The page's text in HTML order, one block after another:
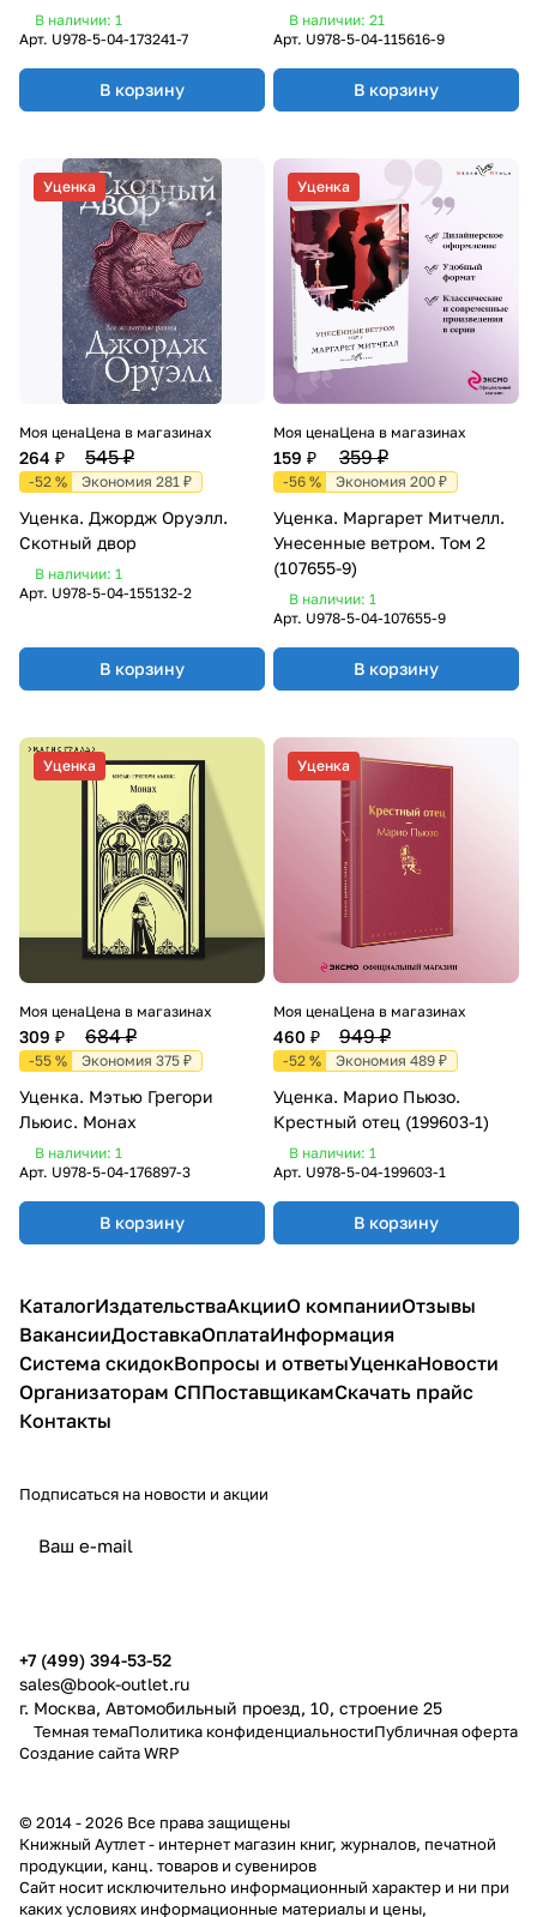
В наличии: 1
Арт. U978-5-04-173241-7
В корзину
В наличии: 21
Арт. U978-5-04-115616-9
В корзину
Уценка
Моя цена
264 ₽
Цена в магазинах
545 ₽
-52 % Экономия 281 ₽
Уценка. Джордж Оруэлл.
Скотный двор
В наличии: 1
Арт. U978-5-04-155132-2
В корзину
Уценка
Моя цена
159 ₽
Цена в магазинах
359 ₽
-56 % Экономия 200 ₽
Уценка. Маргарет Митчелл.
Унесенные ветром. Том 2
(107655-9)
В наличии: 1
Арт. U978-5-04-107655-9
В корзину
Уценка
Моя цена
309 ₽
Цена в магазинах
684 ₽
-55 % Экономия 375 ₽
Уценка. Мэтью Грегори
Льюис. Монах
В наличии: 1
Арт. U978-5-04-176897-3
В корзину
Уценка
Моя цена
460 ₽
Цена в магазинах
949 ₽
-52 % Экономия 489 ₽
Уценка. Марио Пьюзо.
Крестный отец (199603-1)
В наличии: 1
Арт. U978-5-04-199603-1
В корзину
КаталогИздательстваАкцииО компанииОтзывы
ВакансииДоставкаОплатаИнформация
Система скидокВопросы и ответыУценкаНовости
Организаторам СППоставщикамСкачать прайс
Контакты
Подписаться на новости и акции
+7 (499) 394-53-52
sales@book-outlet.ru
г. Москва, Автомобильный проезд, 10, строение 25
Темная темаПолитика конфиденциальностиПубличная оферта
Создание сайтаWRP
© 2014 - 2026 Все права защищены
Книжный Аутлет - интернет магазин книг, журналов, печатной
продукции, канц. товаров и сувениров
Cайт носит исключительно информационный характер и ни при
каких условиях информационные материалы и цены,